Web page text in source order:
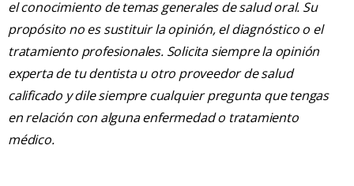
el conocimiento de temas generales de salud oral. Su
propósito no es sustituir la opinión, el diagnóstico o el
tratamiento profesionales. Solicita siempre la opinión
experta de tu dentista u otro proveedor de salud
calificado y dile siempre cualquier pregunta que tengas
en relación con alguna enfermedad o tratamiento
médico.